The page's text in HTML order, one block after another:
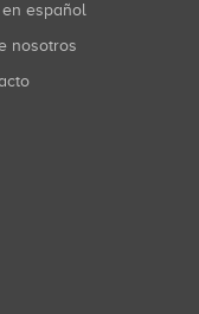
en español
nosotros